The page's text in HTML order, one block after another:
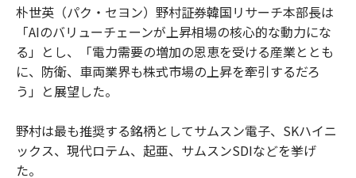
朴世英（パク・セヨン）野村証券韓国リサーチ本部長は
「AIのバリューチェーンが上昇相場の核心的な動力にな
る」とし、「電力需要の増加の恩恵を受ける産業ととも
に、防衛、車両業界も株式市場の上昇を牽引するだろ
う」と展望した。
野村は最も推奨する銘柄としてサムスン電子、SKハイニ
ックス、現代ロテム、起亜、サムスンSDIなどを挙げ
た。